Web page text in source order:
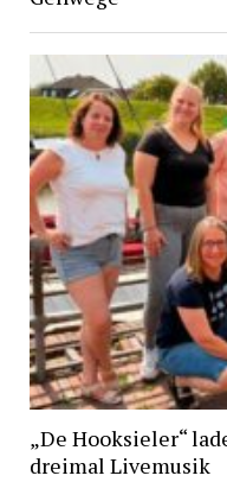
„De Hooksieler“
dreimal Livemusik